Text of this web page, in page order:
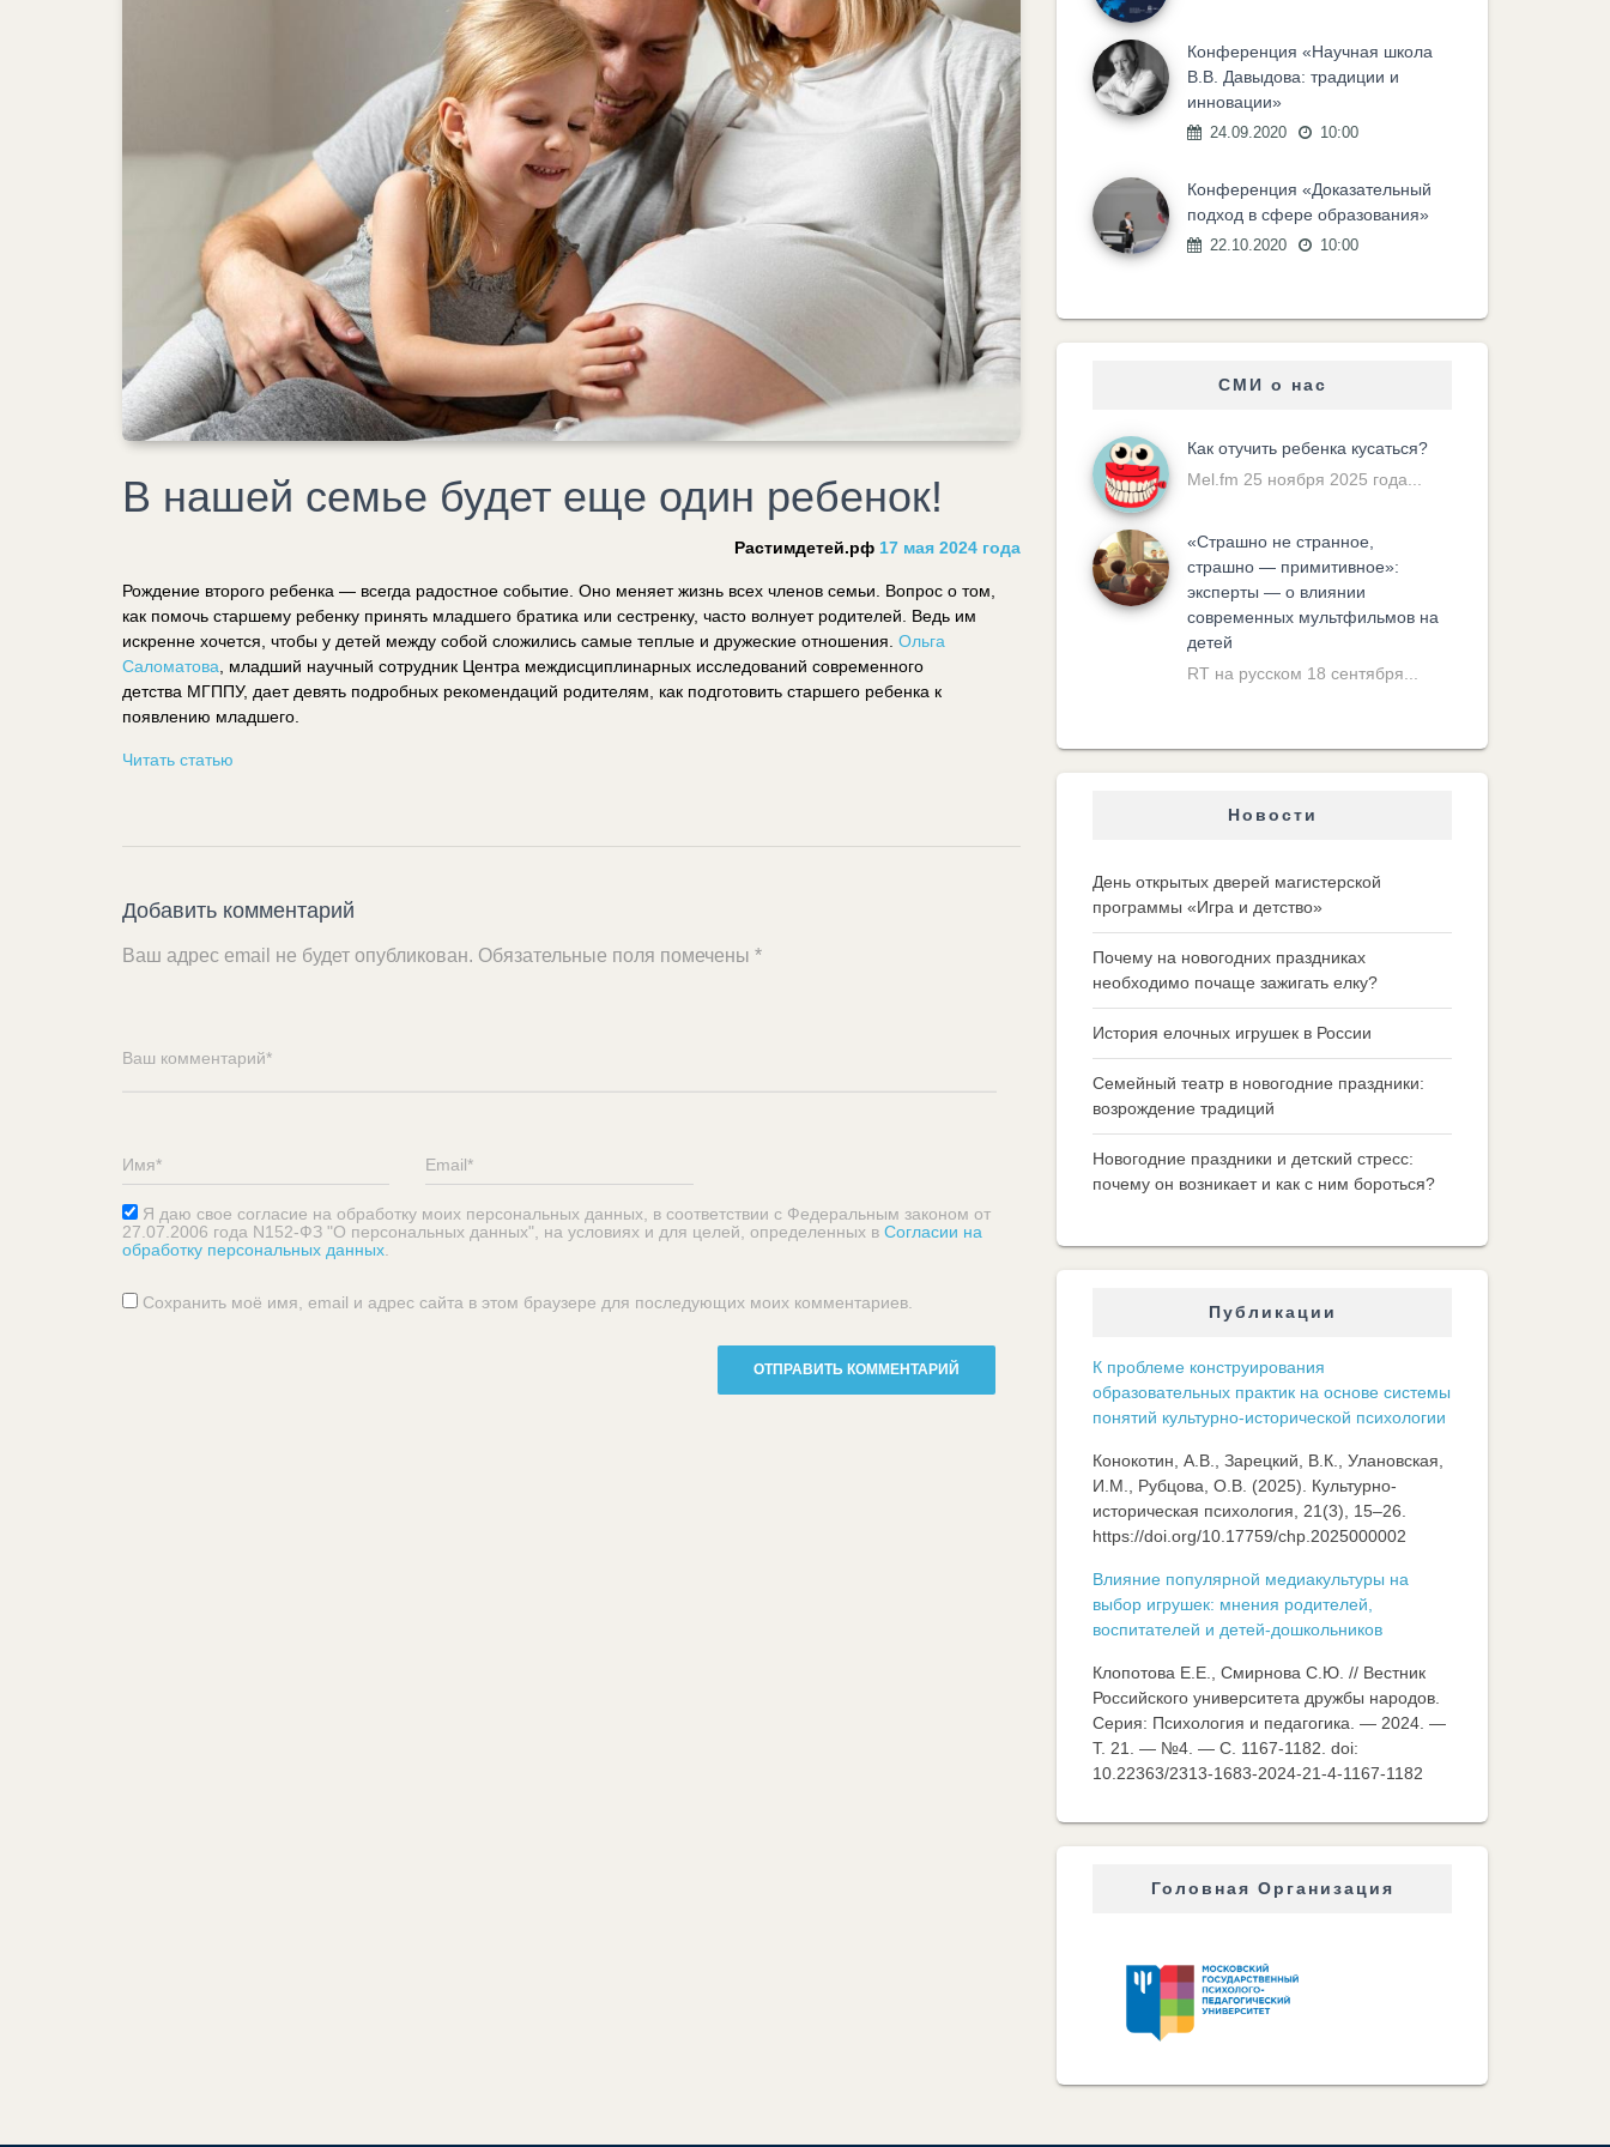
В нашей семье будет еще один ребенок!
Растимдетей.рф 17 мая 2024 года
Рождение второго ребенка — всегда радостное событие. Оно меняет жизнь всех членов семьи. Вопрос о том,
как помочь старшему ребенку принять младшего братика или сестренку, часто волнует родителей. Ведь им
искренне хочется, чтобы у детей между собой сложились самые теплые и дружеские отношения. Ольга
Саломатова , младший научный сотрудник Центра междисциплинарных исследований современного
детства МГППУ, дает девять подробных рекомендаций родителям, как подготовить старшего ребенка к
появлению младшего.
Читать статью
Добавить комментарий
Ваш адрес email не будет опубликован. Обязательные поля помечены *
Я даю свое согласие на обработку моих персональных данных, в соответствии с Федеральным законом от
27.07.2006 года N152-ФЗ "О персональных данных", на условиях и для целей, определенных в Согласии на
обработку персональных данных.
Сохранить моё имя, email и адрес сайта в этом браузере для последующих моих комментариев.
Конференция «Научная школа
В.В. Давыдова: традиции и
инновации»
24.09.2020 10:00
Конференция «Доказательный
подход в сфере образования»
22.10.2020 10:00
СМИ о нас
Как отучить ребенка кусаться?
Mel.fm 25 ноября 2025 года...
«Cтрашно не странное,
страшно — примитивное»:
эксперты — о влиянии
современных мультфильмов на
детей
RT на русском 18 сентября...
Новости
День открытых дверей магистерской
программы «Игра и детство»
Почему на новогодних праздниках
необходимо почаще зажигать елку?
История елочных игрушек в России
Семейный театр в новогодние праздники:
возрождение традиций
Новогодние праздники и детский стресс:
почему он возникает и как с ним бороться?
Публикации
К проблеме конструирования
образовательных практик на основе системы
понятий культурно-исторической психологии
Конокотин, А.В., Зарецкий, В.К., Улановская,
И.М., Рубцова, О.В. (2025). Культурно-
историческая психология, 21(3), 15–26.
https://doi.org/10.17759/chp.2025000002
Влияние популярной медиакультуры на
выбор игрушек: мнения родителей,
воспитателей и детей-дошкольников
Клопотова Е.Е., Смирнова С.Ю. // Вестник
Российского университета дружбы народов.
Серия: Психология и педагогика. — 2024. —
Т. 21. — №4. — C. 1167-1182. doi:
10.22363/2313-1683-2024-21-4-1167-1182
Головная Организация